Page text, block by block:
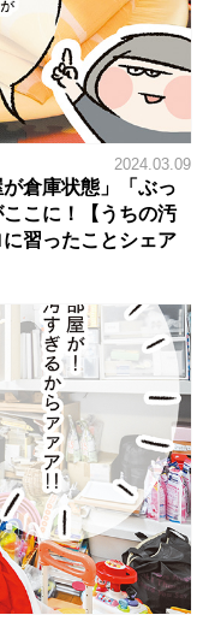
2024.03.09
倉庫状態」「ぶっ
こに！【うちの汚
習ったことシェア